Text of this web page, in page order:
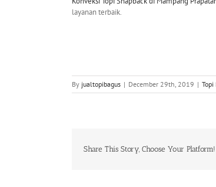
layanan terbaik.
By jualtopibagus | December 29th, 2019 | Topi
Share This Story, Choose Your Platform!